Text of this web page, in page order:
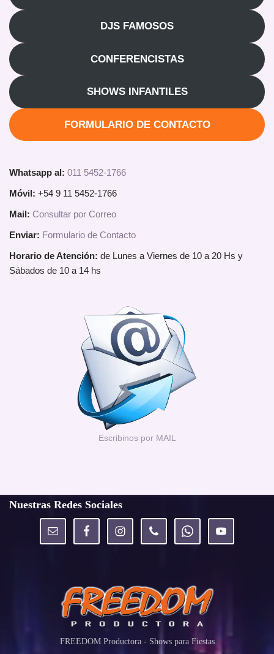
DJS FAMOSOS
CONFERENCISTAS
SHOWS INFANTILES
FORMULARIO DE CONTACTO
Whatsapp al: 011 5452-1766
Móvil: +54 9 11 5452-1766
Mail: Consultar por Correo
Enviar: Formulario de Contacto
Horario de Atención: de Lunes a Viernes de 10 a 20 Hs y
Sábados de 10 a 14 hs
Escribinos por MAIL
Nuestras Redes Sociales
FREEDOM Productora - Shows para Fiestas